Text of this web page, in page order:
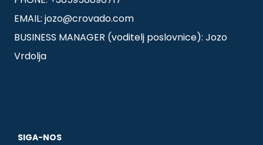
EMAIL: jozo@crovado.com
BUSINESS MANAGER (voditelj poslovnice): Jozo
Vrdolja
SIGA-NOS